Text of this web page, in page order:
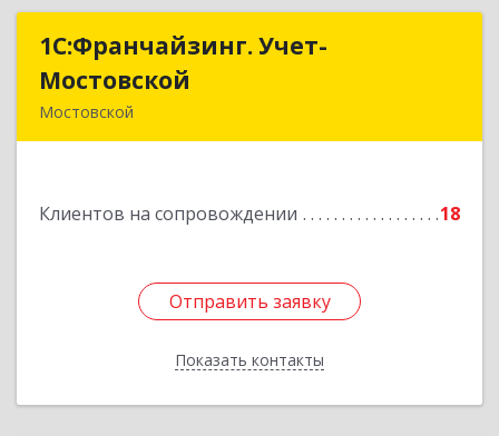
1С:Франчайзинг. Учет-
Мостовской
Мостовской
Клиентов на сопровождении 18
Отправить заявку
Показать контакты
1С:Франчайзинг. Учет-
Отправить заявку
Назад